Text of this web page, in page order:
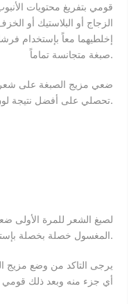
قومي بتفريغ محتويات
الزجاج أو البلاستيك أو
إخلطيهما معاً بإستخدام
صبغة متجانسة تماماً.
ضعي مزيج الصبغة على
تحصلي على أفضل نتيجة لون.
لصبغ الشعر للمرة الأولى
المغسول خصلة بخصلة بإستخدام فرشاة الصبغ.
يرجى التاكد من وضع مزيج
أي جزء منه وبعد ذلك